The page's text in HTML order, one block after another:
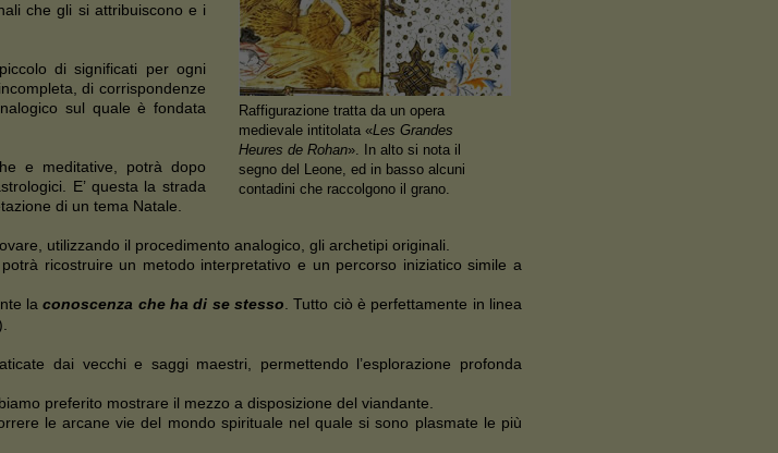
Raffigurazione tratta da un opera
medievale intitolata «Les Grandes
Heures de Rohan». In alto si nota il
segno del Leone, ed in basso alcuni
contadini che raccolgono il grano.
che gli si attribuiscono e i
di significati per ogni
di corrispondenze
sul quale è fondata
e meditative, potrà dopo
E’ questa la strada
di un tema Natale.
utilizzando il procedimento analogico, gli archetipi originali.
ricostruire un metodo interpretativo e un percorso iniziatico simile a
laconoscenza che ha di se stesso. Tutto ciò è perfettamente in linea
dai vecchi e saggi maestri, permettendo l’esplorazione profonda
preferito mostrare il mezzo a disposizione del viandante.
le arcane vie del mondo spirituale nel quale si sono plasmate le più